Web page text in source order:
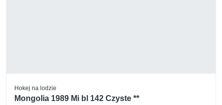
Hokej na lodzie
Mongolia 1989 Mi bl 142 Czyste **